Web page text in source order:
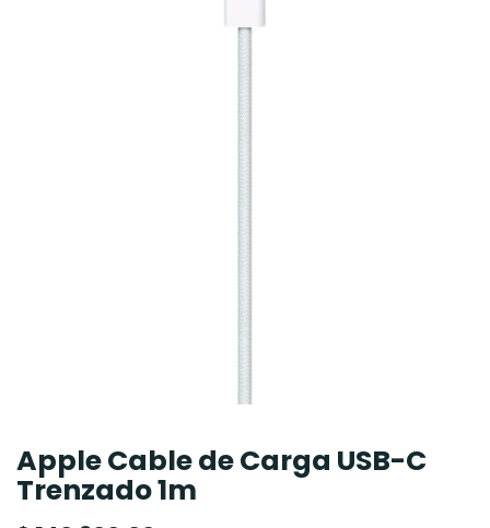
Apple Cable de Carga USB-C
Trenzado 1m